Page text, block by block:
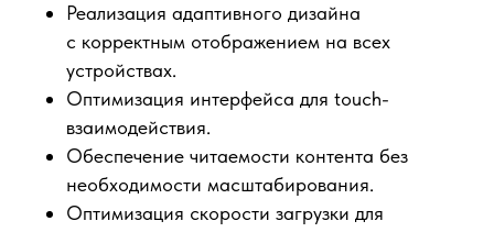
Реализация адаптивного дизайна
с корректным отображением на всех
устройствах.
Оптимизация интерфейса для touch-
взаимодействия.
Обеспечение читаемости контента без
необходимости масштабирования.
Оптимизация скорости загрузки для